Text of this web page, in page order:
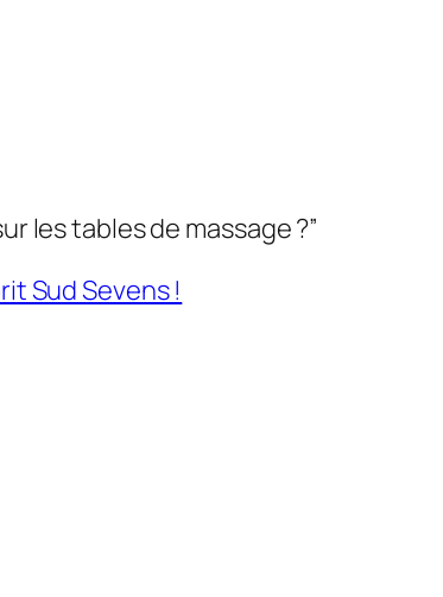
les tables de massage ?”
Sud Sevens !